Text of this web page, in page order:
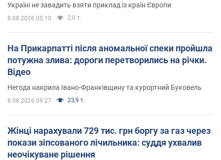
Україні не завадить взяти приклад із країн Європи
8.08.2026 05:10 2,0 т.
На Прикарпатті після аномальної спеки пройшла
потужна злива: дороги перетворились на річки.
Відео
Негода накрила Івано-Франківщину та курортний Буковель
8.08.2026 09:27 23,9 т.
Жінці нарахували 729 тис. грн боргу за газ через
покази зіпсованого лічильника: суддя ухвалив
неочікуване рішення